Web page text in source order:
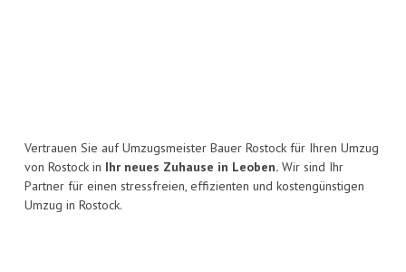
Vertrauen Sie auf Umzugsmeister Bauer Rostock für Ihren Umzug
von Rostock in Ihr neues Zuhause in Leoben. Wir sind Ihr
Partner für einen stressfreien, effizienten und kostengünstigen
Umzug in Rostock.